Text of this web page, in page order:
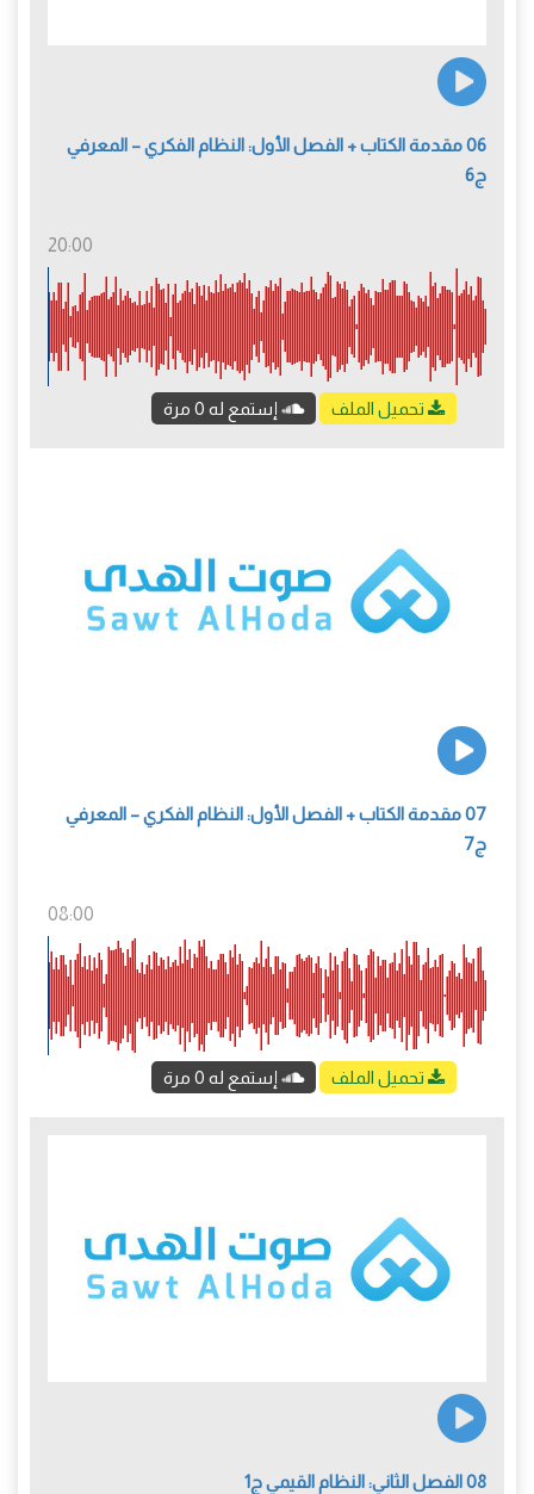
06 مقدمة الكتاب + الفصل الأول: النظام الفكري – المعرفي
ج6
20:00
تحميل الملف إستمع له 0 مرة
07 مقدمة الكتاب + الفصل الأول: النظام الفكري – المعرفي
ج7
08:00
تحميل الملف إستمع له 0 مرة
08 الفصل الثاني: النظام القيمي ج1